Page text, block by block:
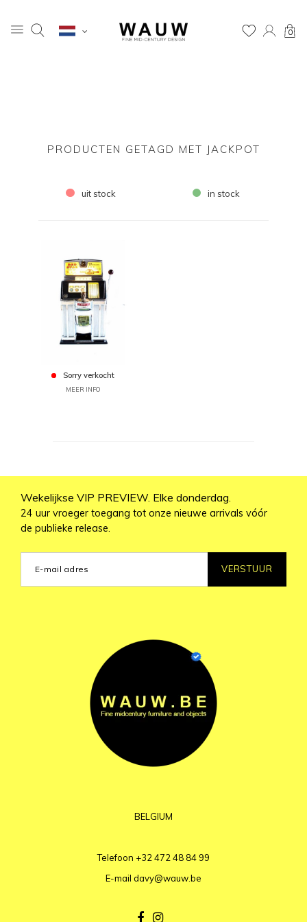
0
PRODUCTEN GETAGD MET JACKPOT
uit stock in stock
Sorry verkocht
MEER INFO
Wekelijkse VIP PREVIEW. Elke donderdag.
24 uur vroeger toegang tot onze nieuwe arrivals vóór
de publieke release.
VERSTUUR
BELGIUM
Telefoon +32 472 48 84 99
E-mail davy@wauw.be